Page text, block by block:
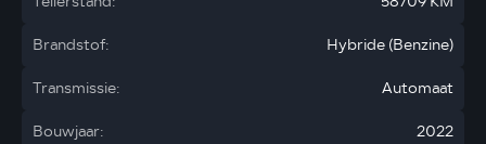
Brandstof:
Hybride (Benzine)
Transmissie:
Automaat
Bouwjaar:
2022